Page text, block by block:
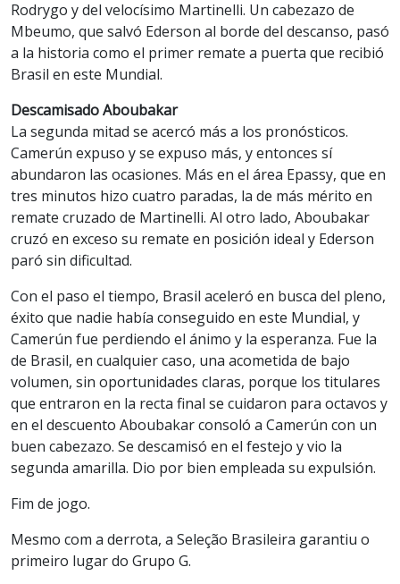
Rodrygo y del velocísimo Martinelli. Un cabezazo de
Mbeumo, que salvó Ederson al borde del descanso, pasó
a la historia como el primer remate a puerta que recibió
Brasil en este Mundial.
Descamisado Aboubakar
La segunda mitad se acercó más a los pronósticos.
Camerún expuso y se expuso más, y entonces sí
abundaron las ocasiones. Más en el área Epassy, que en
tres minutos hizo cuatro paradas, la de más mérito en
remate cruzado de Martinelli. Al otro lado, Aboubakar
cruzó en exceso su remate en posición ideal y Ederson
paró sin dificultad.
Con el paso el tiempo, Brasil aceleró en busca del pleno,
éxito que nadie había conseguido en este Mundial, y
Camerún fue perdiendo el ánimo y la esperanza. Fue la
de Brasil, en cualquier caso, una acometida de bajo
volumen, sin oportunidades claras, porque los titulares
que entraron en la recta final se cuidaron para octavos y
en el descuento Aboubakar consoló a Camerún con un
buen cabezazo. Se descamisó en el festejo y vio la
segunda amarilla. Dio por bien empleada su expulsión.
Fim de jogo.
Mesmo com a derrota, a Seleção Brasileira garantiu o
primeiro lugar do Grupo G.